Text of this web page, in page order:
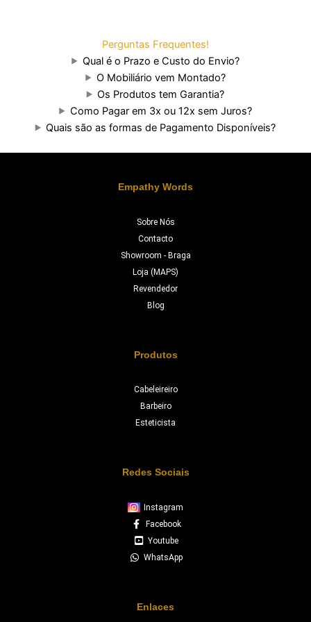
Perguntas Frequentes!
Qual é o Prazo e Custo do Envio?
O Mobiliário vem Montado?
Os Produtos tem Garantia?
Como Pagar em 3x ou 12x sem Juros?
Quais são as formas de Pagamento Disponíveis?
Empathy Words
Sobre Nós
Contacto
Showroom - Braga
Loja (MAPS)
Revendedor
Blog
Produtos
Cabeleireiro
Barbeiro
Esteticista
Redes Sociais
Instagram
Facebook
Youtube
WhatsApp
Enlaces